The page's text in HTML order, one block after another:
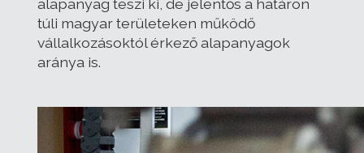
alapanyag teszi ki, de jelentős a határon
túli magyar területeken működő
vállalkozásoktól érkező alapanyagok
aránya is.